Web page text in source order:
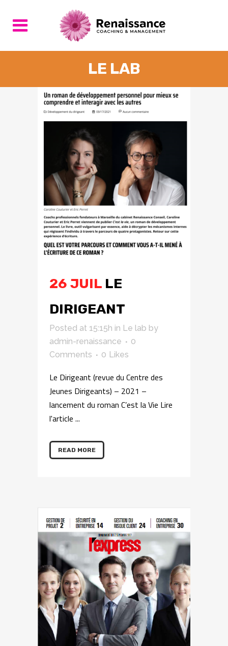
LE LAB
26 JUIL LE
DIRIGEANT
Posted at 15:15h in Le lab by
admin-renaissance
0
Comments
0 Likes
Le Dirigeant (revue du Centre des
Jeunes Dirigeants) – 2021 –
lancement du roman C’est la Vie Lire
l'article ...
READ MORE